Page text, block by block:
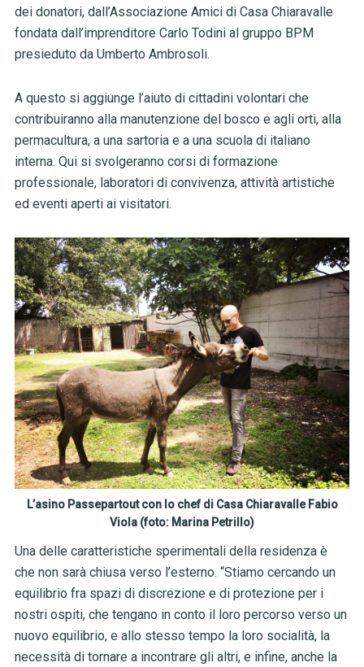
dei donatori, dall’Associazione Amici di Casa Chiaravalle
fondata dall’imprenditore Carlo Todini al gruppo BPM
presieduto da Umberto Ambrosoli.
A questo si aggiunge l’aiuto di cittadini volontari che
contribuiranno alla manutenzione del bosco e agli orti, alla
permacultura, a una sartoria e a una scuola di italiano
interna. Qui si svolgeranno corsi di formazione
professionale, laboratori di convivenza, attività artistiche
ed eventi aperti ai visitatori.
L’asino Passepartout con lo chef di Casa Chiaravalle Fabio
Viola (foto: Marina Petrillo)
Una delle caratteristiche sperimentali della residenza è
che non sarà chiusa verso l’esterno. “Stiamo cercando un
equilibrio fra spazi di discrezione e di protezione per i
nostri ospiti, che tengano in conto il loro percorso verso un
nuovo equilibrio, e allo stesso tempo la loro socialità, la
necessità di tornare a incontrare gli altri, e infine, anche la